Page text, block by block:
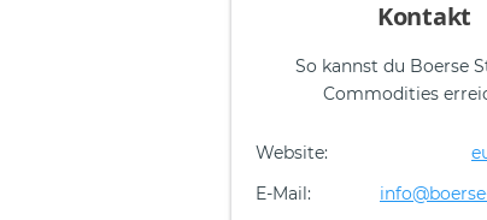
Kontakt
So kannst du Boerse
Commodities
Website:
E-Mail: